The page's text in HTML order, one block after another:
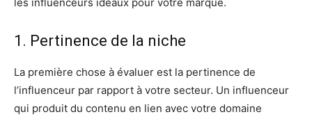
les influenceurs idéaux pour votre marque.
1. Pertinence de la niche
La première chose à évaluer est la pertinence de
l’influenceur par rapport à votre secteur. Un influenceur
qui produit du contenu en lien avec votre domaine